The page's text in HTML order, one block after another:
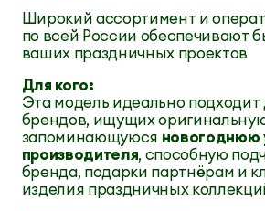
Широкий ассортимент и
по всей России обеспечивают
ваших праздничных проектов
Для кого:
Эта модель идеально
брендов, ищущих
запоминающуюся новогоднюю
производителя, способную
бренда, подарки партнёрам и
изделия праздничных